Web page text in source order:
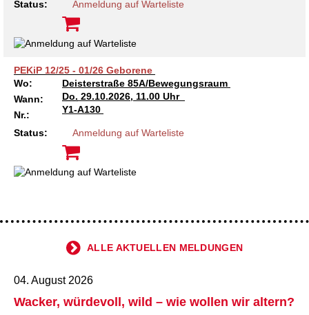
Status: Anmeldung auf Warteliste
PEKiP 12/25 - 01/26 Geborene
Wo:
Deisterstraße 85A/Bewegungsraum
Wann:
Do. 29.10.2026, 11.00 Uhr
Nr.:
Y1-A130
Status: Anmeldung auf Warteliste
ALLE AKTUELLEN MELDUNGEN
04. August 2026
Wacker, würdevoll, wild – wie wollen wir altern?